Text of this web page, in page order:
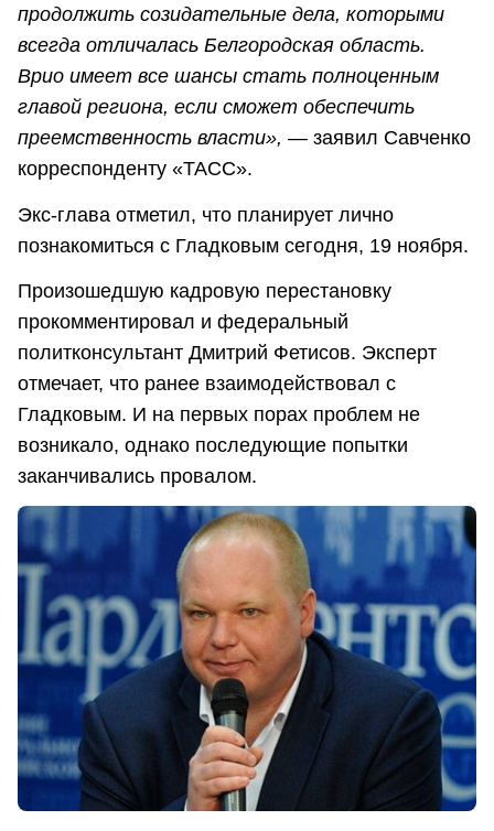
продолжить созидательные дела, которыми
всегда отличалась Белгородская область.
Врио имеет все шансы стать полноценным
главой региона, если сможет обеспечить
преемственность власти», — заявил Савченко
корреспонденту «ТАСС».
Экс-глава отметил, что планирует лично
познакомиться с Гладковым сегодня, 19 ноября.
Произошедшую кадровую перестановку
прокомментировал и федеральный
политконсультант Дмитрий Фетисов. Эксперт
отмечает, что ранее взаимодействовал с
Гладковым. И на первых порах проблем не
возникало, однако последующие попытки
заканчивались провалом.